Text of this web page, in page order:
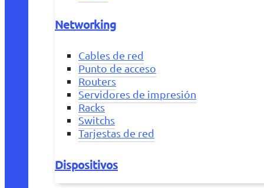
Networking
Cables de red
Punto de acceso
Routers
Servidores de impresión
Racks
Switchs
Tarjestas de red
Dispositivos